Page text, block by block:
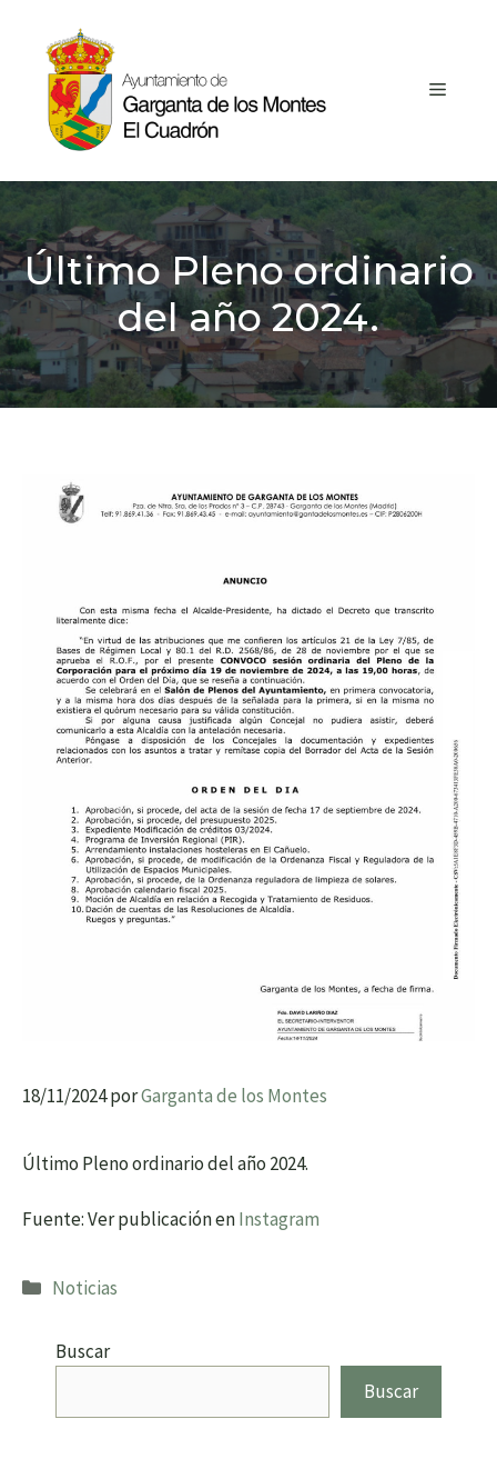
contenido
Último Pleno ordinario
del año 2024.
18/11/2024porGarganta de los Montes
Último Pleno ordinario del año 2024.
Fuente: Ver publicación enInstagram
Categorías
Noticias
Buscar
Buscar